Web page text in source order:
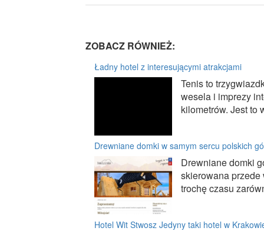
ZOBACZ RÓWNIEŻ:
Ładny hotel z interesującymi atrakcjami
Tenis to
wesela i imprezy
kilometrów. Jest to
Drewniane domki w samym sercu polskich
Drewniane domki
skierowana przede
trochę czasu
Hotel Wit Stwosz Jedyny taki hotel w